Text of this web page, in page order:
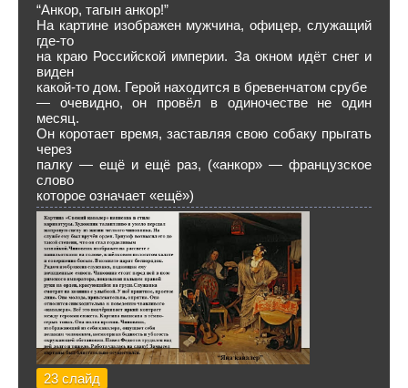
“Анкор, тагын анкор!”
На картине изображен мужчина, офицер, служащий
где-то
на краю Российской империи. За окном идёт снег и
виден
какой-то дом. Герой находится в бревенчатом срубе
— очевидно, он провёл в одиночестве не один
месяц.
Он коротает время, заставляя свою собаку прыгать
через
палку — ещё и ещё раз, («анкор» — французское
слово
которое означает «ещё»)
23 слайд